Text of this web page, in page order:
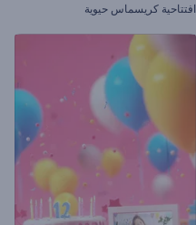
افتتاحية كريسماس حيوية